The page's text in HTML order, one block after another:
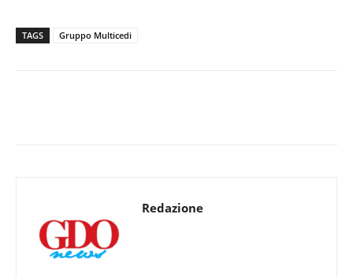
TAGS Gruppo Multicedi
Redazione